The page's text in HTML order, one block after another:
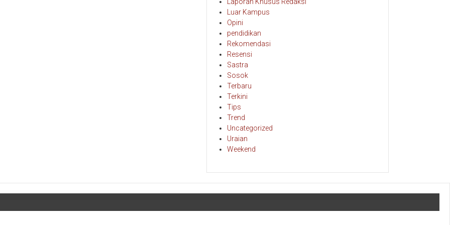
Luar Kampus
Opini
pendidikan
Rekomendasi
Resensi
Sastra
Sosok
Terbaru
Terkini
Tips
Trend
Uncategorized
Uraian
Weekend